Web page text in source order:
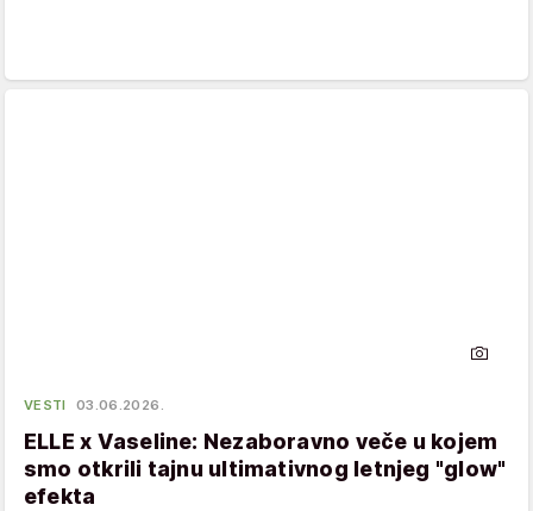
VESTI 03.06.2026.
ELLE x Vaseline: Nezaboravno veče u kojem
smo otkrili tajnu ultimativnog letnjeg "glow"
efekta